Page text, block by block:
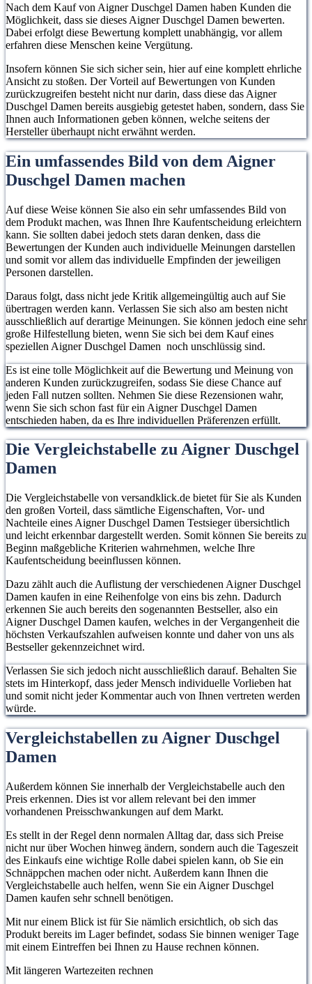
Nach dem Kauf von Aigner Duschgel Damen haben Kunden die
Möglichkeit, dass sie dieses Aigner Duschgel Damen bewerten.
Dabei erfolgt diese Bewertung komplett unabhängig, vor allem
erfahren diese Menschen keine Vergütung.
Insofern können Sie sich sicher sein, hier auf eine komplett ehrliche
Ansicht zu stoßen. Der Vorteil auf Bewertungen von Kunden
zurückzugreifen besteht nicht nur darin, dass diese das Aigner
Duschgel Damen bereits ausgiebig getestet haben, sondern, dass Sie
Ihnen auch Informationen geben können, welche seitens der
Hersteller überhaupt nicht erwähnt werden.
Ein umfassendes Bild von dem Aigner
Duschgel Damen machen
Auf diese Weise können Sie also ein sehr umfassendes Bild von
dem Produkt machen, was Ihnen Ihre Kaufentscheidung erleichtern
kann. Sie sollten dabei jedoch stets daran denken, dass die
Bewertungen der Kunden auch individuelle Meinungen darstellen
und somit vor allem das individuelle Empfinden der jeweiligen
Personen darstellen.
Daraus folgt, dass nicht jede Kritik allgemeingültig auch auf Sie
übertragen werden kann. Verlassen Sie sich also am besten nicht
ausschließlich auf derartige Meinungen. Sie können jedoch eine sehr
große Hilfestellung bieten, wenn Sie sich bei dem Kauf eines
speziellen Aigner Duschgel Damen noch unschlüssig sind.
Es ist eine tolle Möglichkeit auf die Bewertung und Meinung von
anderen Kunden zurückzugreifen, sodass Sie diese Chance auf
jeden Fall nutzen sollten. Nehmen Sie diese Rezensionen wahr,
wenn Sie sich schon fast für ein Aigner Duschgel Damen
entschieden haben, da es Ihre individuellen Präferenzen erfüllt.
Die Vergleichstabelle zu Aigner Duschgel
Damen
Die Vergleichstabelle von versandklick.de bietet für Sie als Kunden
den großen Vorteil, dass sämtliche Eigenschaften, Vor- und
Nachteile eines Aigner Duschgel Damen Testsieger übersichtlich
und leicht erkennbar dargestellt werden. Somit können Sie bereits zu
Beginn maßgebliche Kriterien wahrnehmen, welche Ihre
Kaufentscheidung beeinflussen können.
Dazu zählt auch die Auflistung der verschiedenen Aigner Duschgel
Damen kaufen in eine Reihenfolge von eins bis zehn. Dadurch
erkennen Sie auch bereits den sogenannten Bestseller, also ein
Aigner Duschgel Damen kaufen, welches in der Vergangenheit die
höchsten Verkaufszahlen aufweisen konnte und daher von uns als
Bestseller gekennzeichnet wird.
Verlassen Sie sich jedoch nicht ausschließlich darauf. Behalten Sie
stets im Hinterkopf, dass jeder Mensch individuelle Vorlieben hat
und somit nicht jeder Kommentar auch von Ihnen vertreten werden
würde.
Vergleichstabellen zu Aigner Duschgel
Damen
Außerdem können Sie innerhalb der Vergleichstabelle auch den
Preis erkennen. Dies ist vor allem relevant bei den immer
vorhandenen Preisschwankungen auf dem Markt.
Es stellt in der Regel denn normalen Alltag dar, dass sich Preise
nicht nur über Wochen hinweg ändern, sondern auch die Tageszeit
des Einkaufs eine wichtige Rolle dabei spielen kann, ob Sie ein
Schnäppchen machen oder nicht. Außerdem kann Ihnen die
Vergleichstabelle auch helfen, wenn Sie ein Aigner Duschgel
Damen kaufen sehr schnell benötigen.
Mit nur einem Blick ist für Sie nämlich ersichtlich, ob sich das
Produkt bereits im Lager befindet, sodass Sie binnen weniger Tage
mit einem Eintreffen bei Ihnen zu Hause rechnen können.
Mit längeren Wartezeiten rechnen